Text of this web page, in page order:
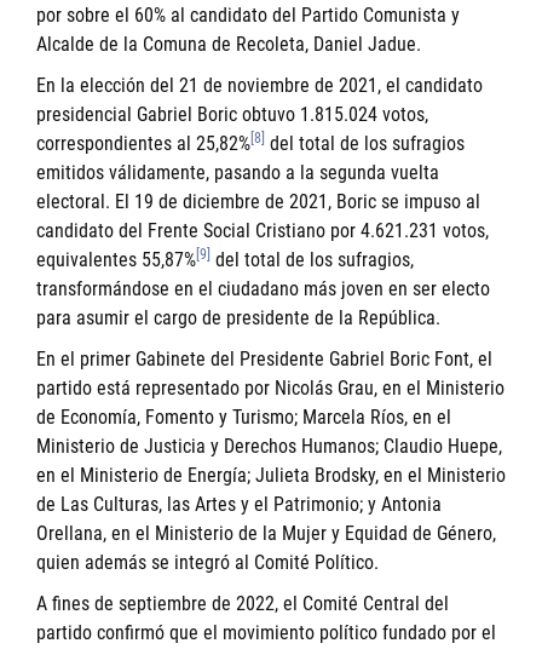
por sobre el 60% al candidato del Partido Comunista y
Alcalde de la Comuna de Recoleta, Daniel Jadue.
En la elección del 21 de noviembre de 2021, el candidato
presidencial Gabriel Boric obtuvo 1.815.024 votos,
correspondientes al 25,82% [8] del total de los sufragios
emitidos válidamente, pasando a la segunda vuelta
electoral. El 19 de diciembre de 2021, Boric se impuso al
candidato del Frente Social Cristiano por 4.621.231 votos,
equivalentes 55,87% [9] del total de los sufragios,
transformándose en el ciudadano más joven en ser electo
para asumir el cargo de presidente de la República.
En el primer Gabinete del Presidente Gabriel Boric Font, el
partido está representado por Nicolás Grau, en el Ministerio
de Economía, Fomento y Turismo; Marcela Ríos, en el
Ministerio de Justicia y Derechos Humanos; Claudio Huepe,
en el Ministerio de Energía; Julieta Brodsky, en el Ministerio
de Las Culturas, las Artes y el Patrimonio; y Antonia
Orellana, en el Ministerio de la Mujer y Equidad de Género,
quien además se integró al Comité Político.
A fines de septiembre de 2022, el Comité Central del
partido confirmó que el movimiento político fundado por el